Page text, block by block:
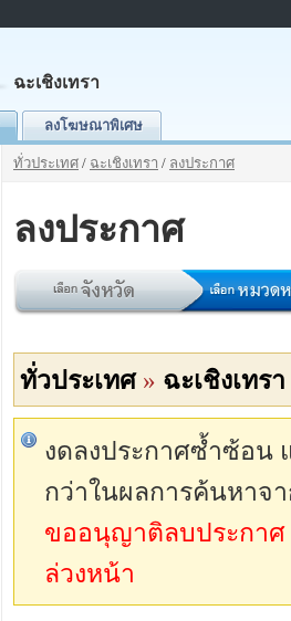
ฉะเชิงเทรา
ลงโฆษณาพิเศษ
ทั่วประเทศ / ฉะเชิงเทรา / ลงประกาศ
ลงประกาศ
ทั่วประเทศ» ฉะเชิงเทรา
งดลงประกาศซ้ำซ้อน
กว่าในผลการค้นหาจา
ขออนุญาติลบประกาศ
ล่วงหน้า